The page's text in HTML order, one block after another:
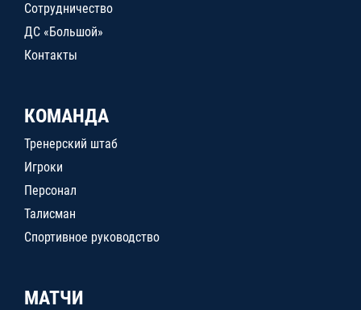
Сотрудничество
ДС «Большой»
Контакты
КОМАНДА
Тренерский штаб
Игроки
Персонал
Талисман
Спортивное руководство
МАТЧИ